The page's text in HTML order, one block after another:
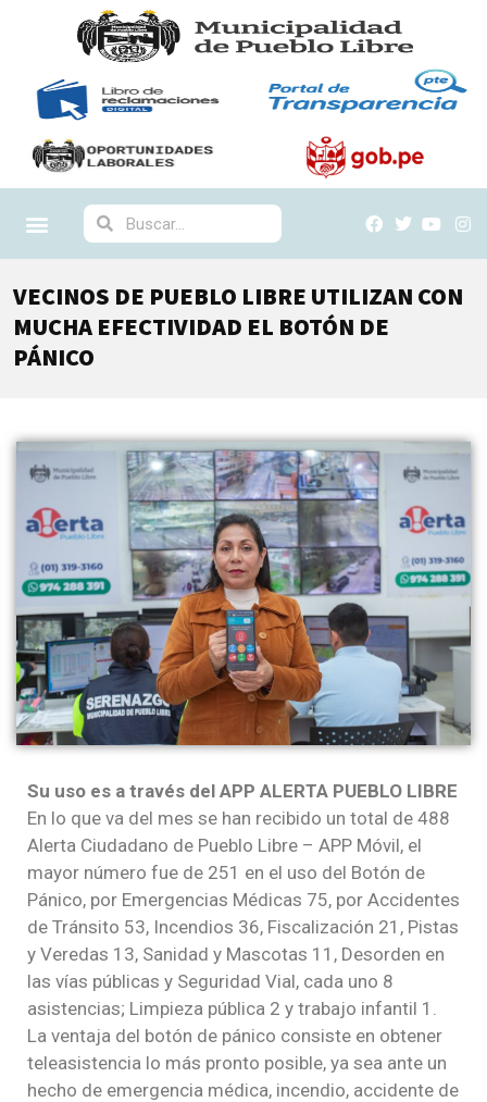
VECINOS DE PUEBLO LIBRE UTILIZAN CON
MUCHA EFECTIVIDAD EL BOTÓN DE
PÁNICO
Su uso es a través del APP ALERTA PUEBLO LIBRE
En lo que va del mes se han recibido un total de 488
Alerta Ciudadano de Pueblo Libre – APP Móvil, el
mayor número fue de 251 en el uso del Botón de
Pánico, por Emergencias Médicas 75, por Accidentes
de Tránsito 53, Incendios 36, Fiscalización 21, Pistas
y Veredas 13, Sanidad y Mascotas 11, Desorden en
las vías públicas y Seguridad Vial, cada uno 8
asistencias; Limpieza pública 2 y trabajo infantil 1.
La ventaja del botón de pánico consiste en obtener
teleasistencia lo más pronto posible, ya sea ante un
hecho de emergencia médica, incendio, accidente de